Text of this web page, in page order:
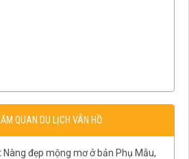
QUAN DU LỊCH VÂN HỒ
đẹp mộng mơ ở bản Phụ Mẫu,